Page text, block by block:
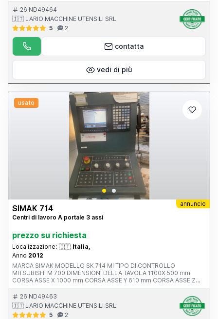
MANDRINO 12.000 rpm ANNO V MACCHINA CE 2017 PESO 13500
KG
26IND49464
🇮🇹 LARIO MACCHINE UTENSILI SRL
5
2
contatta
vedi di più
usato
annuncio
SIMAK 714
Centri di lavoro A portale 3 assi
prezzo su richiesta
Localizzazione: 🇮🇹 Italia,
Anno 2012
MARCA SIMAK MODELLO SK 714 MI TIPO DI CONTROLLO
MITSUBISHI M 700 DIMENSIONI DELLA TAVOLA 1100X 500 mm
CORSA ASSE X 1000 mm CORSA ASSE Y 610 mm CORSA ASSE Z
550 mm AVANZAMENTO RAPIDO ASSI X-Y-Z ATTACCO MANDRINO
POTENZA MOTORE MANDRINO 10.0000 rpm ANNO V MACCHINA
CE 2012 INGOMBRI 2100x2400x2500 mm PESO 5500 kg
ACCESSORI NOTE ALTA PRESSIONE 20 BAR
26IND49463
🇮🇹 LARIO MACCHINE UTENSILI SRL
5
2